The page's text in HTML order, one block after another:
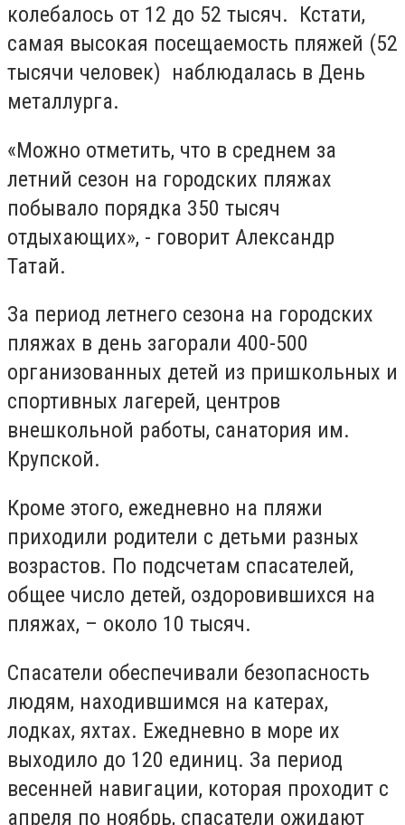
колебалось от 12 до 52 тысяч. Кстати,
самая высокая посещаемость пляжей (52
тысячи человек) наблюдалась в День
металлурга.
«Можно отметить, что в среднем за
летний сезон на городских пляжах
побывало порядка 350 тысяч
отдыхающих», - говорит Александр
Татай.
За период летнего сезона на городских
пляжах в день загорали 400-500
организованных детей из пришкольных и
спортивных лагерей, центров
внешкольной работы, санатория им.
Крупской.
Кроме этого, ежедневно на пляжи
приходили родители с детьми разных
возрастов. По подсчетам спасателей,
общее число детей, оздоровившихся на
пляжах, – около 10 тысяч.
Спасатели обеспечивали безопасность
людям, находившимся на катерах,
лодках, яхтах. Ежедневно в море их
выходило до 120 единиц. За период
весенней навигации, которая проходит с
апреля по ноябрь, спасатели ожидают